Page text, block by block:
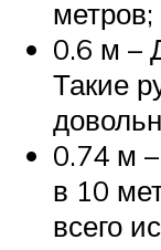
метров;
0.6 м –
Такие
0.74 м
в 10
всего